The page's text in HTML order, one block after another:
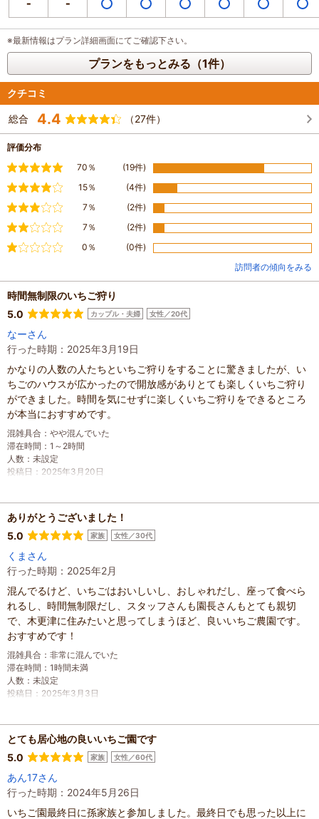
※最新情報はプラン詳細画面にてご確認下さい。
プランをもっとみる（1件）
クチコミ
総合 4.4 （27件）
評価分布
満足70％ (19件)
やや満足
15％ (4件)
7％ (2件)
やや不満
7％ (2件)
不満0％
(0件)
訪問者の傾向をみる
時間無制限のいちご狩り
5.0
カップル・夫婦 女性／20代
なーさん
行った時期：2025年3月19日
かなりの人数の人たちといちご狩りをすることに驚きましたが、い
ちごのハウスが広かったので開放感がありとても楽しくいちご狩り
ができました。時間を気にせずに楽しくいちご狩りをできるところ
が本当におすすめです。
混雑具合 ： やや混んでいた
滞在時間 ： 1～2時間
人数 ： 未設定
投稿日 ： 2025年3月20日
ありがとうございました！
5.0
家族 女性／30代
くまさん
行った時期：2025年2月
混んでるけど、いちごはおいしいし、おしゃれだし、座って食べら
れるし、時間無制限だし、スタッフさんも園長さんもとても親切
で、木更津に住みたいと思ってしまうほど、良いいちご農園です。
おすすめです！
混雑具合 ： 非常に混んでいた
滞在時間 ： 1時間未満
人数 ： 未設定
投稿日 ： 2025年3月3日
とても居心地の良いいちご園です
5.0
家族 女性／60代
あん17さん
行った時期：2024年5月26日
いちご園最終日に孫家族と参加しました。最終日でも思った以上に